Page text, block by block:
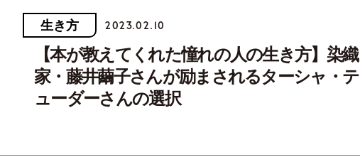
生き方 2023.02.10
【本が教えてくれた憧れの人の生き方】染織
家・藤井繭子さんが励まされるターシャ・テ
ューダーさんの選択